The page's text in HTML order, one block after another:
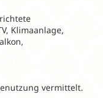
Klimaanlage,
vermittelt.